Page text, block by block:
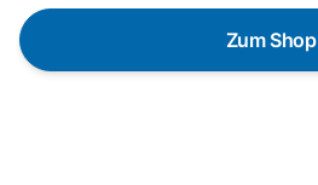
Zum Shop